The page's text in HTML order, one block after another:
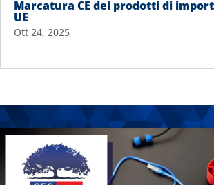
Marcatura CE dei prodotti di
UE
Ott 24, 2025